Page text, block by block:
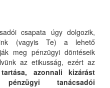
csapata úgy dolgozik,
(vagyis Te) a lehető
meg pénzügyi döntéseik
az etikusság, ezért az
azonnali kizárást
tanácsadói